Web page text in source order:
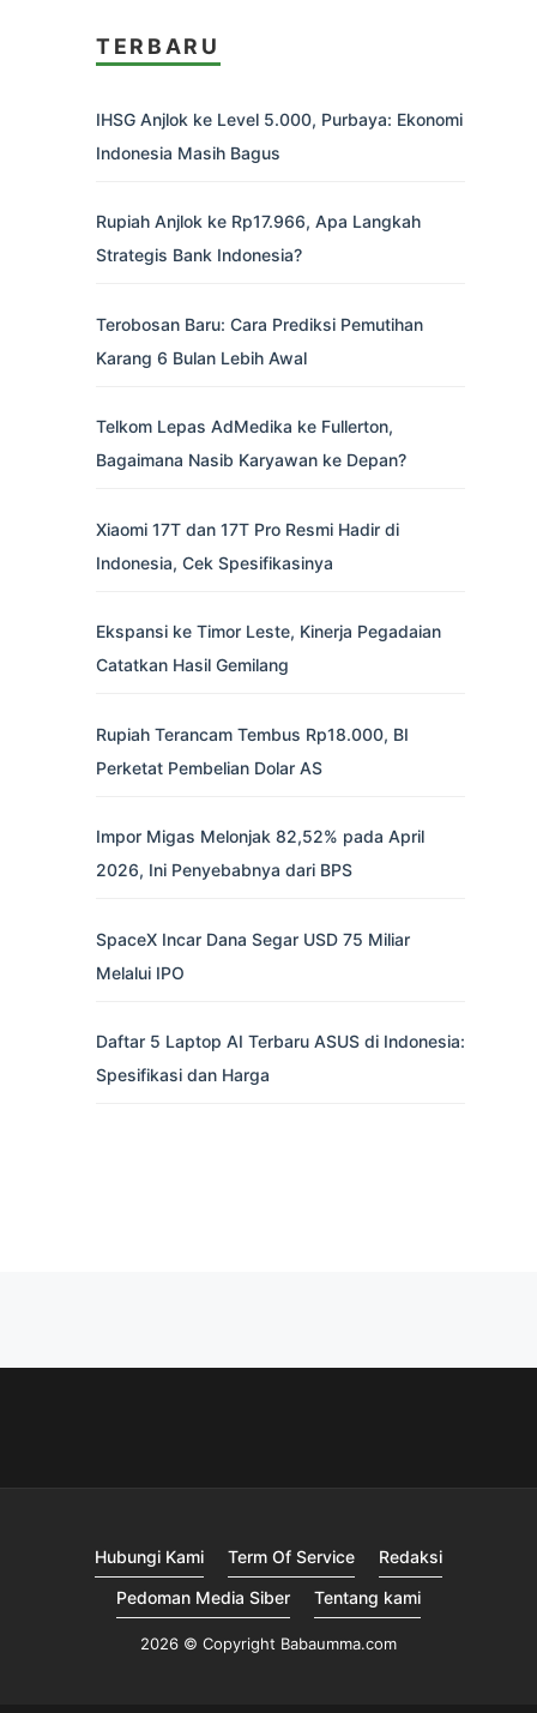
TERBARU
IHSG Anjlok ke Level 5.000, Purbaya: Ekonomi
Indonesia Masih Bagus
Rupiah Anjlok ke Rp17.966, Apa Langkah
Strategis Bank Indonesia?
Terobosan Baru: Cara Prediksi Pemutihan
Karang 6 Bulan Lebih Awal
Telkom Lepas AdMedika ke Fullerton,
Bagaimana Nasib Karyawan ke Depan?
Xiaomi 17T dan 17T Pro Resmi Hadir di
Indonesia, Cek Spesifikasinya
Ekspansi ke Timor Leste, Kinerja Pegadaian
Catatkan Hasil Gemilang
Rupiah Terancam Tembus Rp18.000, BI
Perketat Pembelian Dolar AS
Impor Migas Melonjak 82,52% pada April
2026, Ini Penyebabnya dari BPS
SpaceX Incar Dana Segar USD 75 Miliar
Melalui IPO
Daftar 5 Laptop AI Terbaru ASUS di Indonesia:
Spesifikasi dan Harga
Hubungi Kami Term Of Service
Redaksi
Pedoman Media Siber
Tentang kami
2026 © Copyright Babaumma.com